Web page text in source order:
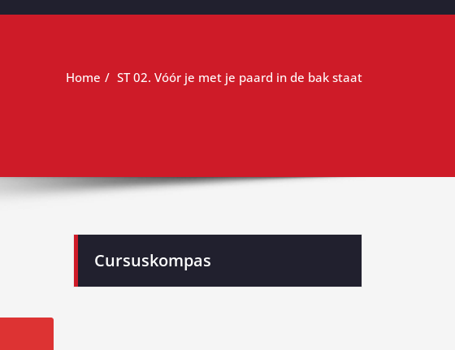
Home ST 02. Vóór je met je paard in de bak staat
Cursuskompas